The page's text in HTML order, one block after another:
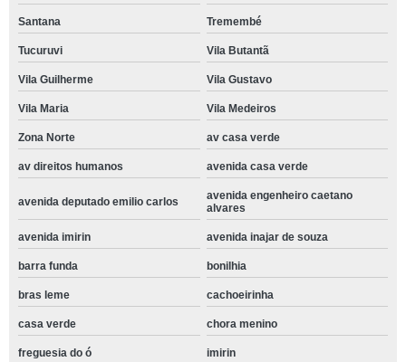
Santana Tremembé
Tucuruvi Vila Butantã
Vila Guilherme Vila Gustavo
Vila Maria Vila Medeiros
Zona Norte av casa verde
av direitos humanos avenida casa verde
avenida deputado emilio carlos
avenida engenheiro caetano
alvares
avenida imirin avenida inajar de souza
barra funda bonilhia
bras leme cachoeirinha
casa verde chora menino
freguesia do ó imirin